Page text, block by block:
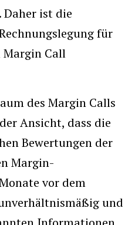
ist die
für
Call
des Margin Calls
Ansicht, dass die
Bewertungen der
Margin-
vor dem
und